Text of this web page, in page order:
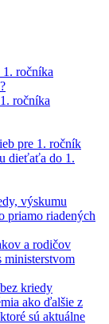
ročníka
ročníka
pre 1. ročník
dieťaťa do 1.
výskumu
priamo riadených
a rodičov
ministerstvom
kriedy
ako ďalšie z
sú aktuálne